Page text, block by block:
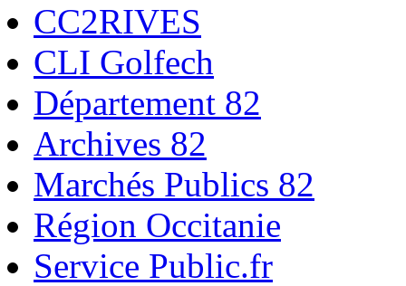
CC2RIVES
CLI Golfech
Département 82
Archives 82
Marchés Publics 82
Région Occitanie
Service Public.fr